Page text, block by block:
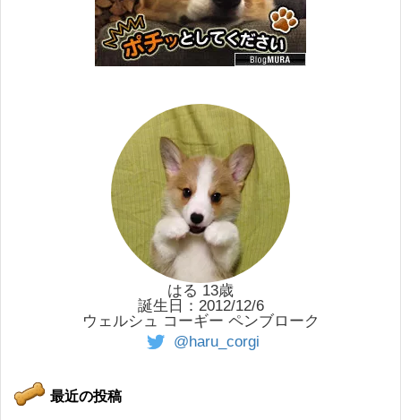
はる 13歳
誕生日：2012/12/6
ウェルシュ コーギー ペンブローク
@haru_corgi
最近の投稿